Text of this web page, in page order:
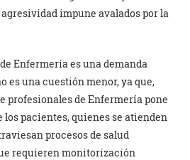
impune avalados por la
Enfermería es una demanda
es una cuestión menor, ya que,
profesionales de Enfermería pone
los pacientes, quienes se atienden
procesos de salud
requieren monitorización